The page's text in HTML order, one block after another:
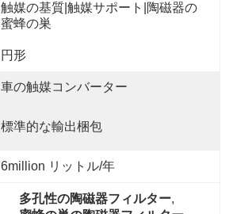
触媒の基質|触媒サポート|陶磁器の
蜜蜂の巣
円形
車の触媒コンバーター
標準的な輸出梱包
6million リットル/年
多孔性の陶磁器フィルター,